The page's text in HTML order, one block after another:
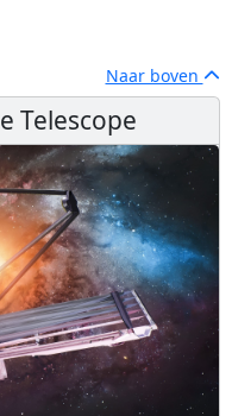
Naar boven
Telescope